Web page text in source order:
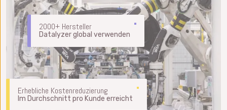
2000+ Hersteller
Datalyzer global verwenden
Erhebliche Kostenreduzierung
Im Durchschnitt pro Kunde erreicht